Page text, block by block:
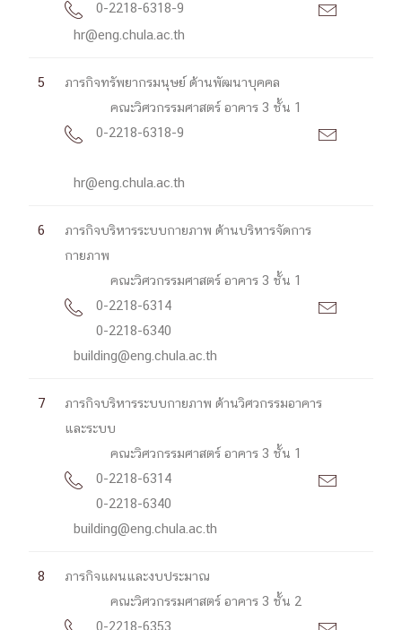
 0-2218-6318-9 
hr@eng.chula.ac.th
5
ภารกิจทรัพยากรมนุษย์ ด้านพัฒนาบุคคล
คณะวิศวกรรมศาสตร์ อาคาร 3 ชั้น 1
 0-2218-6318-9 
hr@eng.chula.ac.th
6
ภารกิจบริหารระบบกายภาพ ด้านบริหารจัดการ
กายภาพ
คณะวิศวกรรมศาสตร์ อาคาร 3 ชั้น 1

0-2218-6314
0-2218-6340

building@eng.chula.ac.th
7
ภารกิจบริหารระบบกายภาพ ด้านวิศวกรรมอาคาร
และระบบ
คณะวิศวกรรมศาสตร์ อาคาร 3 ชั้น 1

0-2218-6314
0-2218-6340

building@eng.chula.ac.th
8
ภารกิจแผนและงบประมาณ
คณะวิศวกรรมศาสตร์ อาคาร 3 ชั้น 2